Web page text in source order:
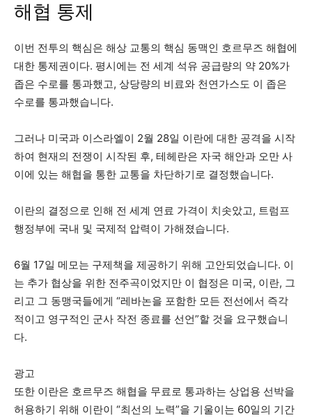
해협 통제
이번 전투의 핵심은 해상 교통의 핵심 동맥인 호르무즈 해협에
대한 통제권이다. 평시에는 전 세계 석유 공급량의 약 20%가
좁은 수로를 통과했고, 상당량의 비료와 천연가스도 이 좁은
수로를 통과했습니다.
그러나 미국과 이스라엘이 2월 28일 이란에 대한 공격을 시작
하여 현재의 전쟁이 시작된 후, 테헤란은 자국 해안과 오만 사
이에 있는 해협을 통한 교통을 차단하기로 결정했습니다.
이란의 결정으로 인해 전 세계 연료 가격이 치솟았고, 트럼프
행정부에 국내 및 국제적 압력이 가해졌습니다.
6월 17일 메모는 구제책을 제공하기 위해 고안되었습니다. 이
는 추가 협상을 위한 전주곡이었지만 이 협정은 미국, 이란, 그
리고 그 동맹국들에게 “레바논을 포함한 모든 전선에서 즉각
적이고 영구적인 군사 작전 종료를 선언”할 것을 요구했습니
다.
광고
또한 이란은 호르무즈 해협을 무료로 통과하는 상업용 선박을
허용하기 위해 이란이 “최선의 노력”을 기울이는 60일의 기간